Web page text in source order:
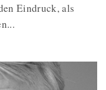
Eindruck, als